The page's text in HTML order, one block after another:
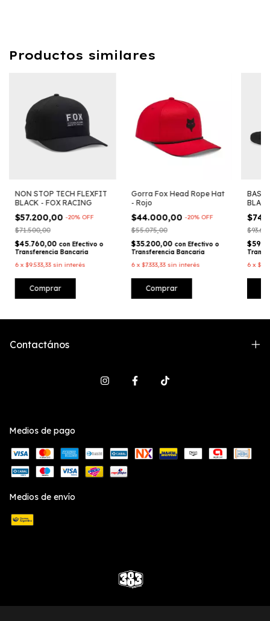
Productos similares
NON STOP TECH FLEXFIT
BLACK - FOX RACING
$57.200,00-20% OFF
$71.500,00
$45.760,00 con Efectivo o
Transferencia Bancaria
6 x$9.533,33 sin interés
Comprar
Gorra Fox Head Rope Hat
- Rojo
$44.000,00-20% OFF
$55.075,00
$35.200,00 con Efectivo o
Transferencia Bancaria
6 x$7.333,33 sin interés
BASE
6 x
Contactános
Medios de pago
Medios de envío